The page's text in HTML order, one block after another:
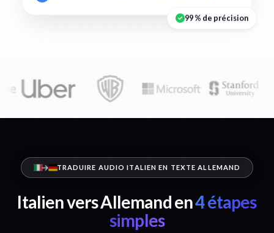
99 % de précision
TRADUIRE AUDIO ITALIEN EN TEXTE ALLEMAND
Italien vers Allemand en4 étapes
simples